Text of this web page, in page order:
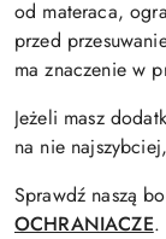
od materaca,
przed
ma znaczenie w
Jeżeli masz
na nie
Sprawdź naszą
OCHRANIACZE.